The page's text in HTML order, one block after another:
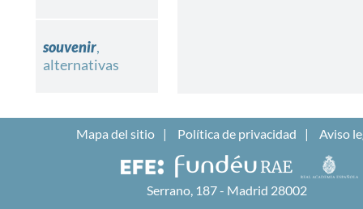
souvenir,
alternativas
Mapa del sitio Política de privacidad Aviso
Serrano, 187 - Madrid 28002